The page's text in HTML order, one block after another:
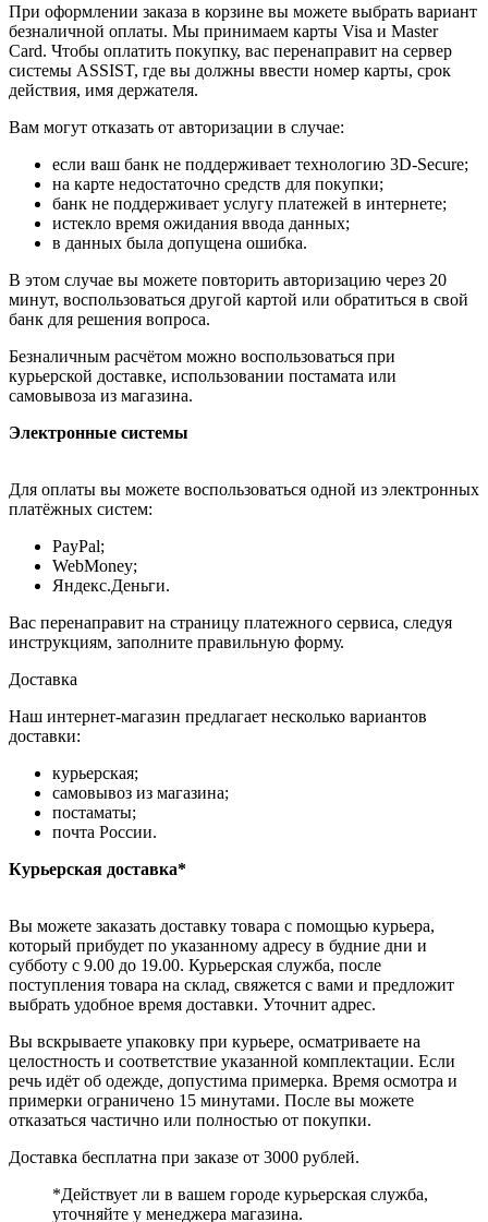
При оформлении заказа в корзине вы можете выбрать вариант
безналичной оплаты. Мы принимаем карты Visa и Master
Card. Чтобы оплатить покупку, вас перенаправит на сервер
системы ASSIST, где вы должны ввести номер карты, срок
действия, имя держателя.
Вам могут отказать от авторизации в случае:
если ваш банк не поддерживает технологию 3D-Secure;
на карте недостаточно средств для покупки;
банк не поддерживает услугу платежей в интернете;
истекло время ожидания ввода данных;
в данных была допущена ошибка.
В этом случае вы можете повторить авторизацию через 20
минут, воспользоваться другой картой или обратиться в свой
банк для решения вопроса.
Безналичным расчётом можно воспользоваться при
курьерской доставке, использовании постамата или
самовывоза из магазина.
Электронные системы
Для оплаты вы можете воспользоваться одной из электронных
платёжных систем:
PayPal;
WebMoney;
Яндекс.Деньги.
Вас перенаправит на страницу платежного сервиса, следуя
инструкциям, заполните правильную форму.
Доставка
Наш интернет-магазин предлагает несколько вариантов
доставки:
курьерская;
самовывоз из магазина;
постаматы;
почта России.
Курьерская доставка*
Вы можете заказать доставку товара с помощью курьера,
который прибудет по указанному адресу в будние дни и
субботу с 9.00 до 19.00. Курьерская служба, после
поступления товара на склад, свяжется с вами и предложит
выбрать удобное время доставки. Уточнит адрес.
Вы вскрываете упаковку при курьере, осматриваете на
целостность и соответствие указанной комплектации. Если
речь идёт об одежде, допустима примерка. Время осмотра и
примерки ограничено 15 минутами. После вы можете
отказаться частично или полностью от покупки.
Доставка бесплатна при заказе от 3000 рублей.
*Действует ли в вашем городе курьерская служба,
уточняйте у менеджера магазина.